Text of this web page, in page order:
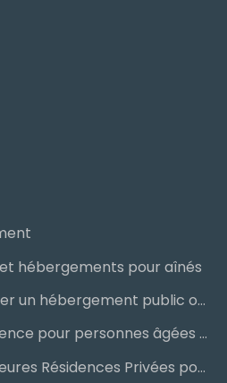
hébergements pour aînés
Les étapes pour trouver un hébergement public ou privé
Signer un bail en résidence pour personnes âgées (RPA) : ce qu’il faut savoir
Le palmarès des meilleures Résidences Privées pour Aînés (RPA)